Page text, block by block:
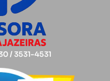
/ 3531-4531